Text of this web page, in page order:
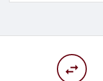
swap_horiz